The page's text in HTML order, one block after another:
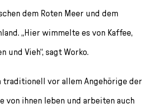
dem Roten Meer und dem
„Hier wimmelte es von Kaffee,
und Vieh“, sagt Worko.
traditionell vor allem Angehörige der
von ihnen leben und arbeiten auch